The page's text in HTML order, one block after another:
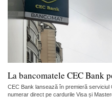
La bancomatele CEC Bank
CEC Bank lansează în premieră
numerar direct pe cardurile Visa și